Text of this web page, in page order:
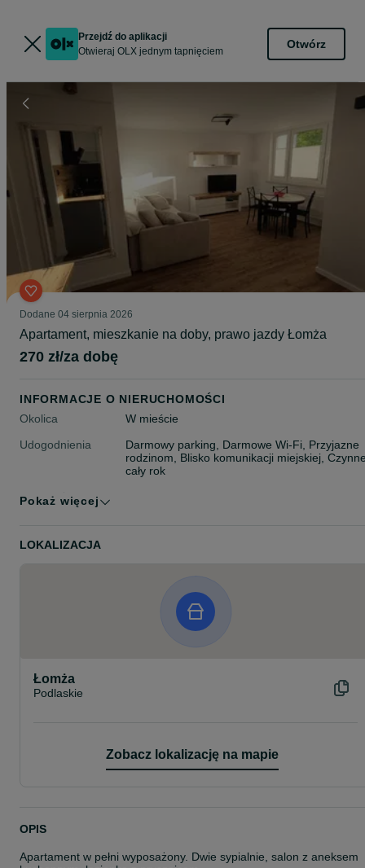
Przejdź do aplikacji
Otwieraj OLX jednym tapnięciem
Otwórz
Dodane 04 sierpnia 2026
Apartament, mieszkanie na doby, prawo jazdy Łomża
270 zł/za dobę
INFORMACJE O NIERUCHOMOŚCI
Okolica
W mieście
Udogodnienia
Darmowy parking, Darmowe Wi-Fi, Przyjazne
rodzinom, Blisko komunikacji miejskiej,
cały rok
Wyposażenie
Pokaż więcej
LOKALIZACJA
Łomża
Podlaskie
Zobacz lokalizację na mapie
OPIS
Apartament w pełni wyposażony. Dwie sypialnie, salon z aneksem